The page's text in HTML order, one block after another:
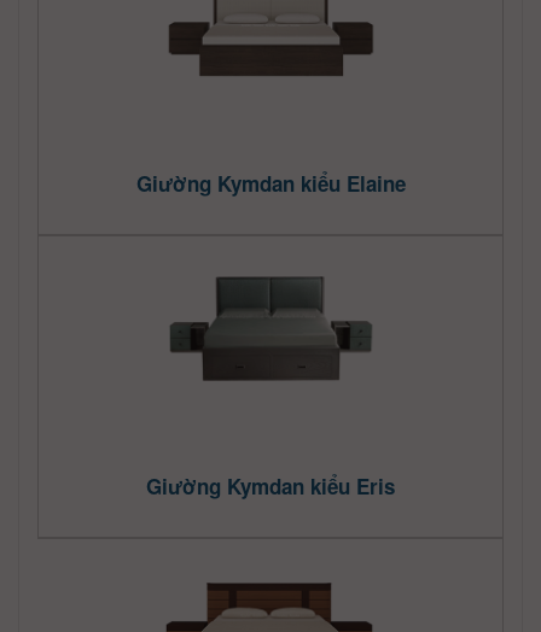
Giường Kymdan kiểu Elaine
Giường Kymdan kiểu Eris